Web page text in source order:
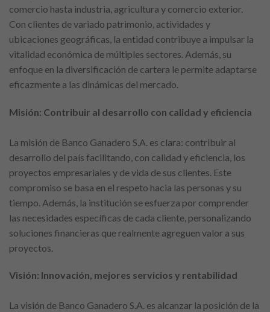
comercio hasta industria, agricultura y comercio exterior.
Con clientes de variado patrimonio, actividades y
ubicaciones geográficas, la entidad contribuye a impulsar la
vitalidad económica de múltiples sectores. Además, su
enfoque en la diversificación de cartera le permite adaptarse
eficazmente a las dinámicas del mercado.
Misión: Contribuir al desarrollo con calidad y eficiencia
La misión de Banco Ganadero S.A. es clara: contribuir al
desarrollo del país facilitando, con calidad y eficiencia, los
proyectos empresariales y de vida de sus clientes. Este
compromiso se basa en el respeto hacia las personas y su
tiempo. Además, la institución se esfuerza por comprender
las necesidades específicas de cada cliente, personalizando
soluciones financieras que realmente agreguen valor a sus
proyectos.
Visión: Innovación, mejores servicios y rentabilidad
La visión de Banco Ganadero S.A. es alcanzar la posición de la